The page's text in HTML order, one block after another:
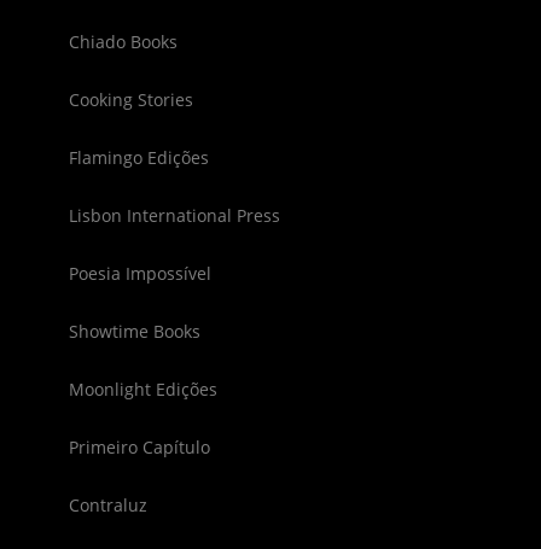
Chiado Books
Cooking Stories
Flamingo Edições
Lisbon International Press
Poesia Impossível
Showtime Books
Moonlight Edições
Primeiro Capítulo
Contraluz